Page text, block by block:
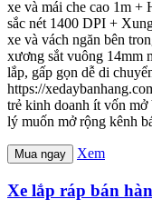
xe và mái che cao 1m +
sắc nét 1400 DPI +
xe và vách ngăn bên
xương sắt vuông 14mm
lắp, gấp gọn dễ di
https://
trẻ kinh doanh ít vốn mở
lý muốn mở rộng kênh
Mua ngay Xem
Xe lắp ráp bán